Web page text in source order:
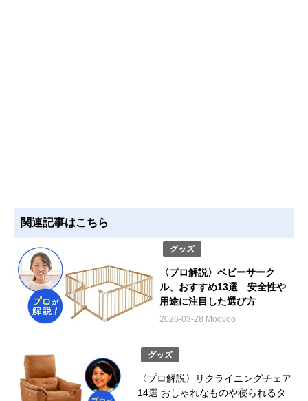
関連記事はこちら
グッズ
〈プロ解説〉ベビーサーク
ル、おすすめ13選 安全性や
用途に注目した選び方
2026-03-28 Moovoo
グッズ
〈プロ解説〉リクライニングチェア
14選 おしゃれなものや寝られるタ